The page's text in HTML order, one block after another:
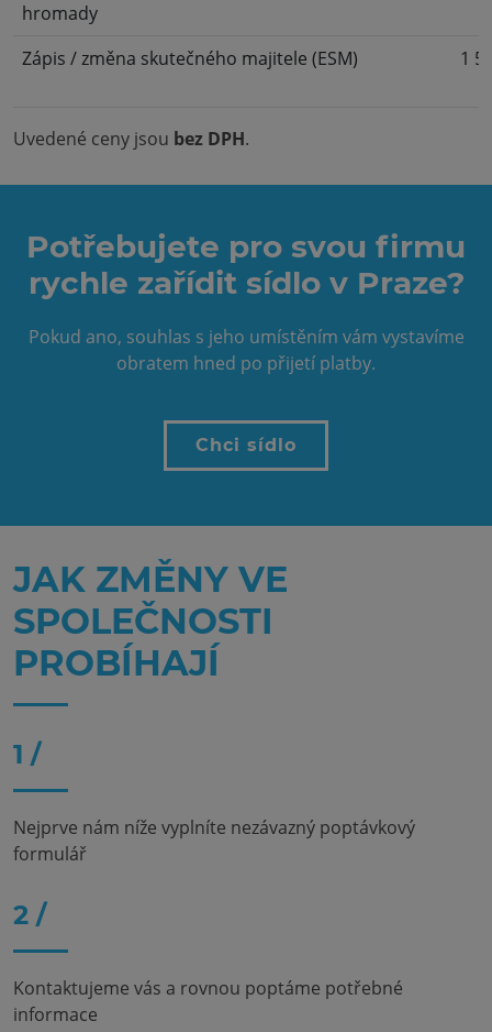
hromady
Zápis / změna skutečného majitele (ESM)
1
Uvedené ceny jsou bez DPH.
Potřebujete pro svou firmu
rychle zařídit sídlo v Praze?
Pokud ano, souhlas s jeho umístěním vám vystavíme
obratem hned po přijetí platby.
Chci sídlo
JAK ZMĚNY VE
SPOLEČNOSTI
PROBÍHAJÍ
1 /
Nejprve nám níže vyplníte nezávazný poptávkový
formulář
2 /
Kontaktujeme vás a rovnou poptáme potřebné
informace